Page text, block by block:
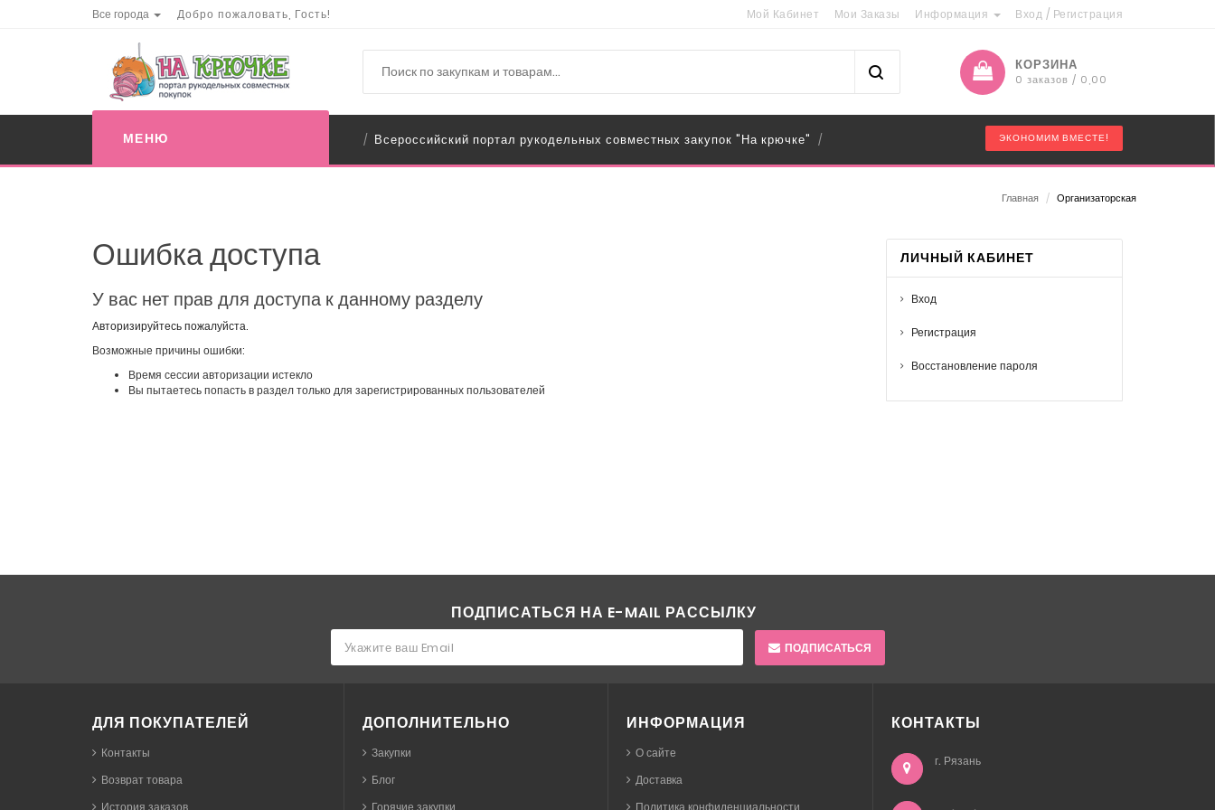
Все города Добро пожаловать, Гость! Мой Кабинет Мои Заказы Информация Вход / Регистрация
КОРЗИНА
0 заказов / 0,00
МЕНЮ / Всероссийский портал рукодельных совместных закупок "На крючке" / ЭКОНОМИМ ВМЕСТЕ!
Главная / Организаторская
Ошибка доступа
У вас нет прав для доступа к данному разделу
Авторизируйтесь пожалуйста.
Возможные причины ошибки:
Время сессии авторизации истекло
Вы пытаетесь попасть в раздел только для зарегистрированных пользователей
ЛИЧНЫЙ КАБИНЕТ
Вход
Регистрация
Восстановление пароля
ПОДПИСАТЬСЯ НА E-MAIL РАССЫЛКУ
ПОДПИСАТЬСЯ
ДЛЯ ПОКУПАТЕЛЕЙ
Контакты
Возврат товара
История заказов
ДОПОЛНИТЕЛЬНО
Закупки
Блог
Горячие закупки
ИНФОРМАЦИЯ
О сайте
Доставка
Политика конфиденциальности
КОНТАКТЫ
г. Рязань